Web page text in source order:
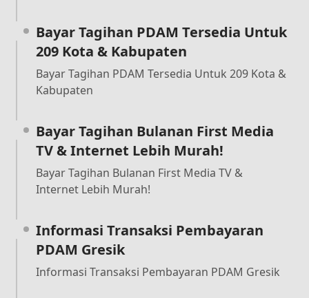
Bayar Tagihan PDAM Tersedia Untuk
209 Kota & Kabupaten
Bayar Tagihan PDAM Tersedia Untuk 209 Kota &
Kabupaten
Bayar Tagihan Bulanan First Media
TV & Internet Lebih Murah!
Bayar Tagihan Bulanan First Media TV &
Internet Lebih Murah!
Informasi Transaksi Pembayaran
PDAM Gresik
Informasi Transaksi Pembayaran PDAM Gresik